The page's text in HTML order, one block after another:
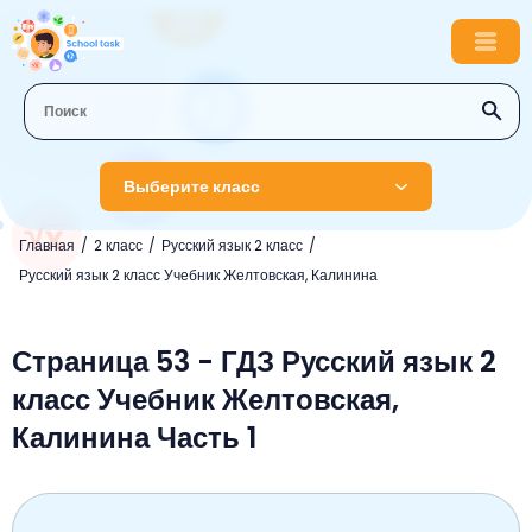
Выберите класс
Главная 2 класс
Русский язык 2 класс
Русский язык 2 класс Учебник Желтовская, Калинина
1 класс
Русский язык
Литературное чтение
Окружающий мир
Математика
Математика
Английский язык
Информатика
Литературное чтение
3 класс
Музыка
Окружающий мир
4 класс
Страница 53 - ГДЗ Русский язык 2
класс Учебник Желтовская,
Калинина Часть 1